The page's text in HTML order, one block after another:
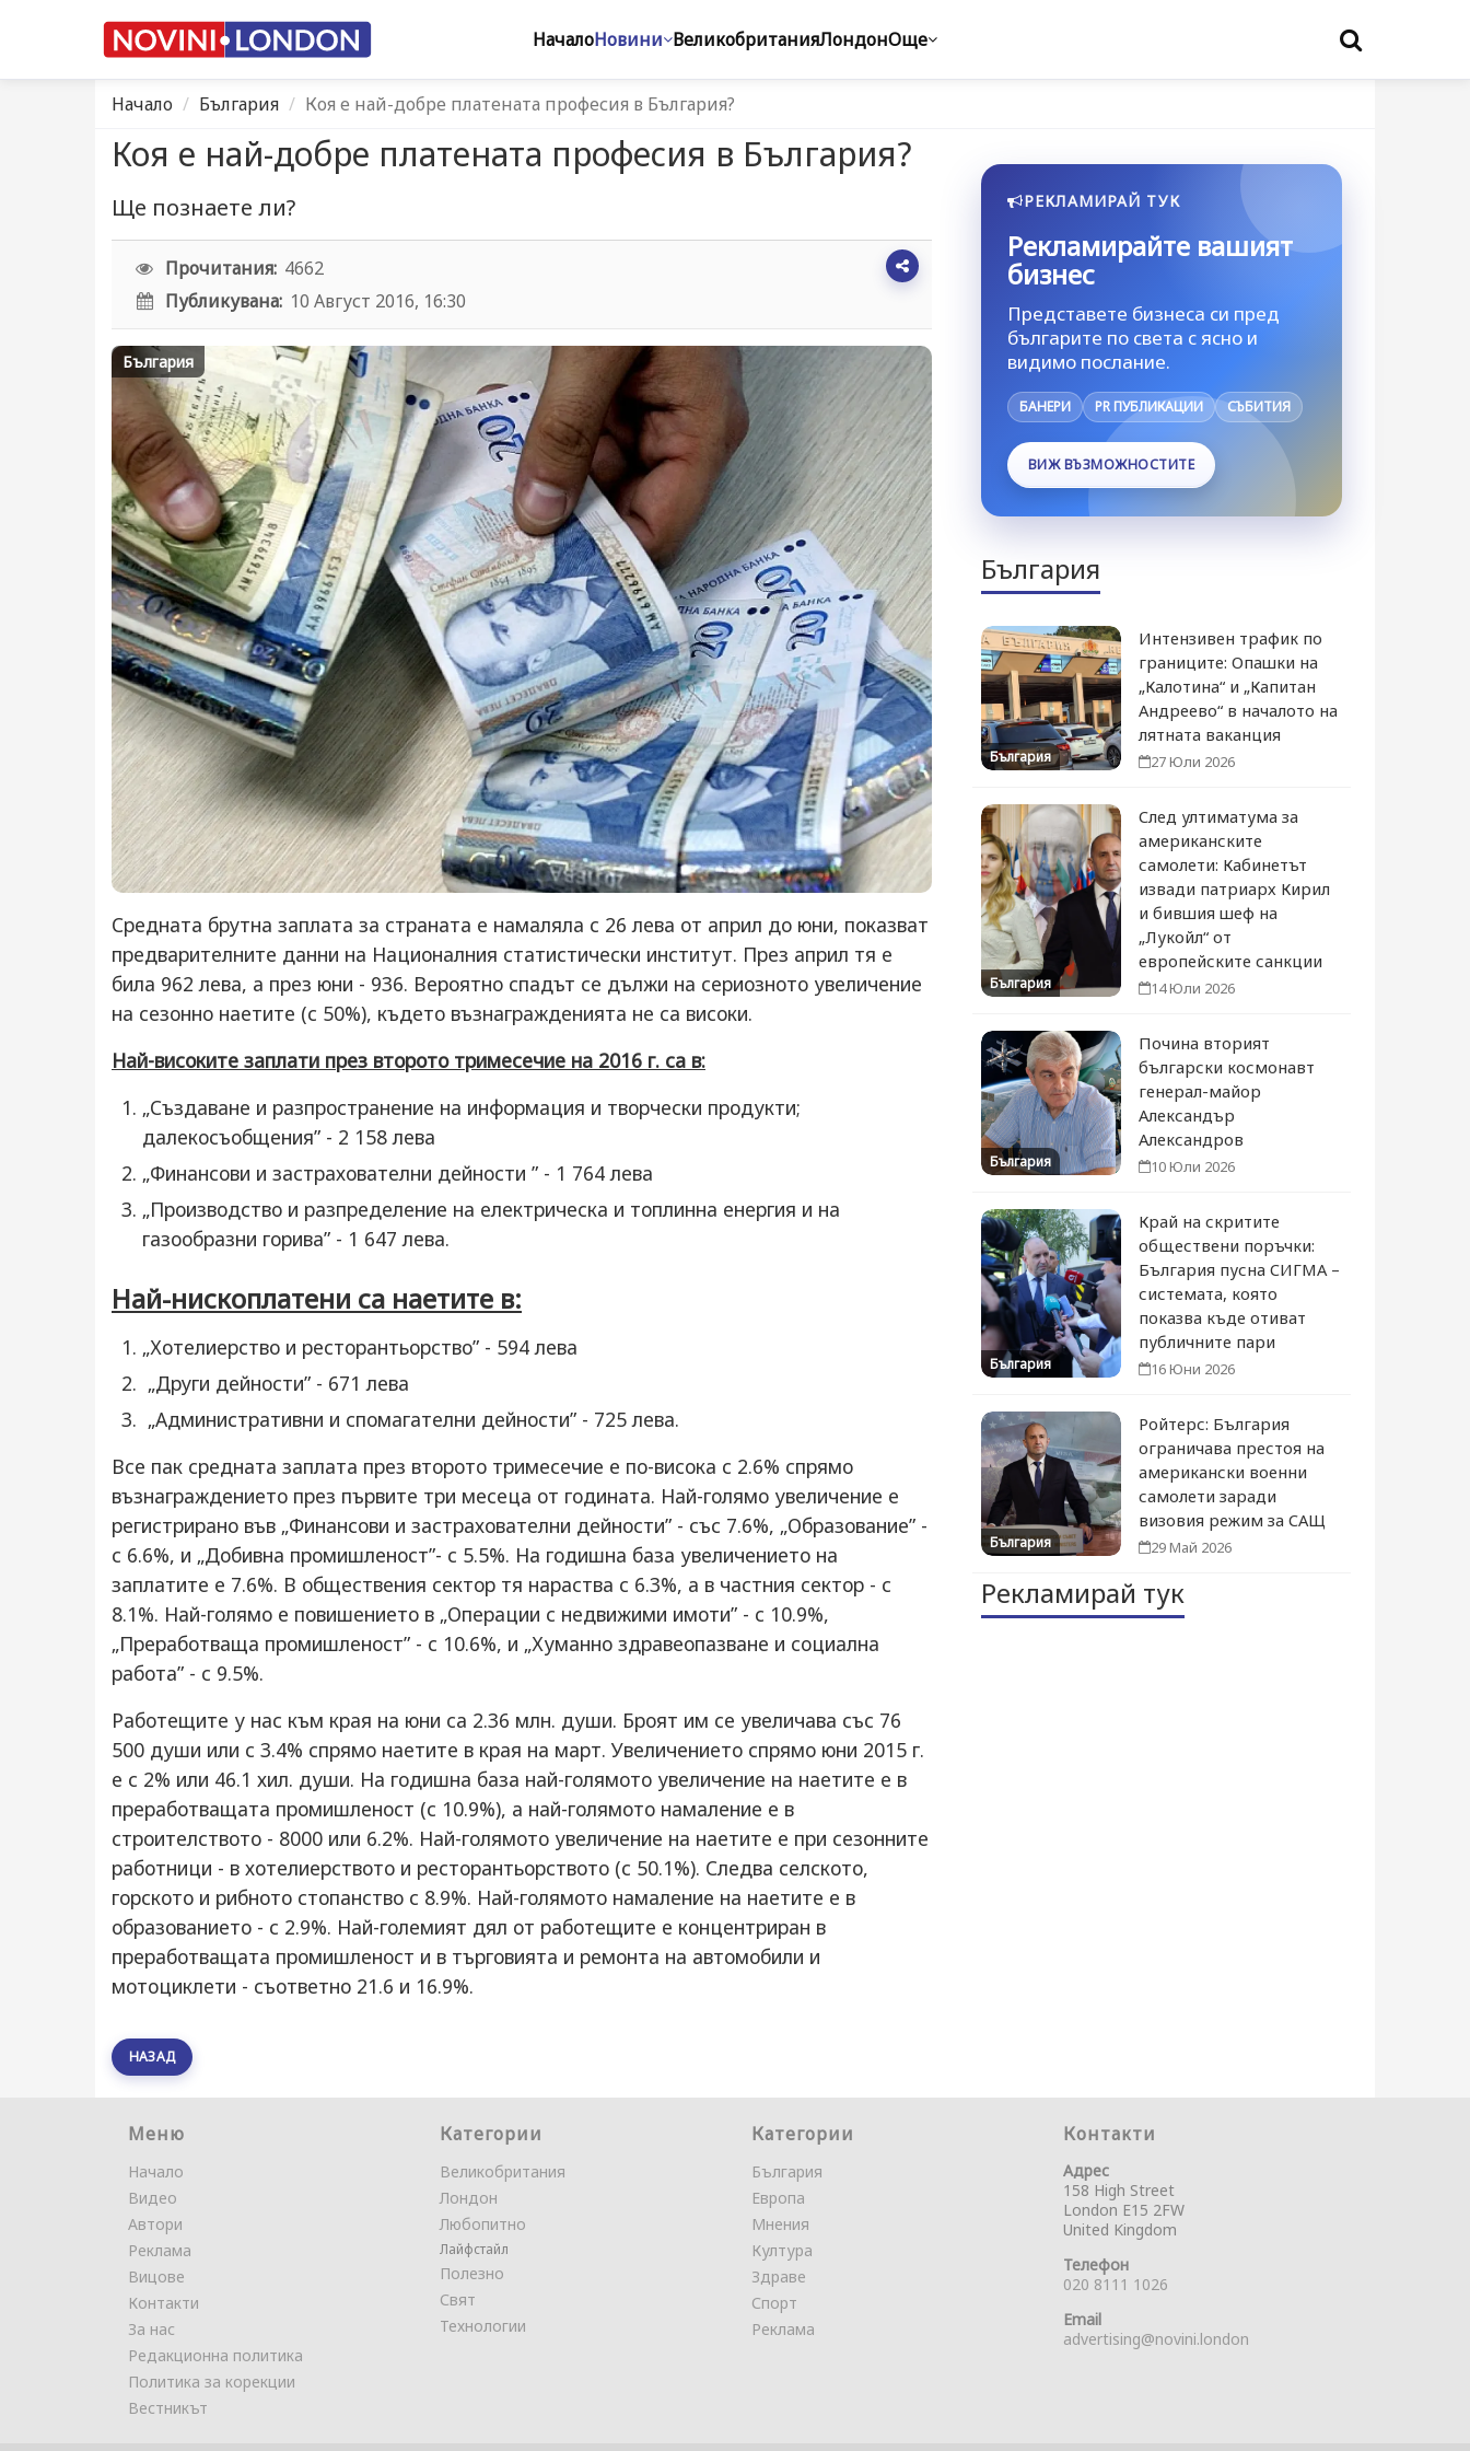
НачалоНовини ВеликобританияЛондонОще
Начало България Коя е най-добре платената професия в България?
Коя е най-добре платената професия в България?
Ще познаете ли?
Прочитания: 4662
Публикувана: 10 Август 2016, 16:30
България
Средната брутна заплата за страната е намаляла с 26 лева от април до юни, показват
предварителните данни на Националния статистически институт. През април тя е
била 962 лева, а през юни - 936. Вероятно спадът се дължи на сериозното увеличение
на сезонно наетите (с 50%), където възнагражденията не са високи.
Най-високите заплати през второто тримесечие на 2016 г. са в:
„Създаване и разпространение на информация и творчески продукти;
далекосъобщения” - 2 158 лева
„Финансови и застрахователни дейности ” - 1 764 лева
„Производство и разпределение на електрическа и топлинна енергия и на
газообразни горива” - 1 647 лева.
Най-нископлатени са наетите в:
„Хотелиерство и ресторантьорство” - 594 лева
„Други дейности” - 671 лева
„Административни и спомагателни дейности” - 725 лева.
Все пак средната заплата през второто тримесечие е по-висока с 2.6% спрямо
възнаграждението през първите три месеца от годината. Най-голямо увеличение е
регистрирано във „Финансови и застрахователни дейности” - със 7.6%, „Образование” -
с 6.6%, и „Добивна промишленост”- с 5.5%. На годишна база увеличението на
заплатите е 7.6%. В обществения сектор тя нараства с 6.3%, а в частния сектор - с
8.1%. Най-голямо е повишението в „Операции с недвижими имоти” - с 10.9%,
„Преработваща промишленост” - с 10.6%, и „Хуманно здравеопазване и социална
работа” - с 9.5%.
Работещите у нас към края на юни са 2.36 млн. души. Броят им се увеличава със 76
500 души или с 3.4% спрямо наетите в края на март. Увеличението спрямо юни 2015 г.
е с 2% или 46.1 хил. души. На годишна база най-голямото увеличение на наетите е в
преработващата промишленост (с 10.9%), а най-голямото намаление е в
строителството - 8000 или 6.2%. Най-голямото увеличение на наетите е при сезонните
работници - в хотелиерството и ресторантьорството (с 50.1%). Следва селското,
горското и рибното стопанство с 8.9%. Най-голямото намаление на наетите е в
образованието - с 2.9%. Най-големият дял от работещите е концентриран в
преработващата промишленост и в търговията и ремонта на автомобили и
мотоциклети - съответно 21.6 и 16.9%.
НАЗАД
РЕКЛАМИРАЙ ТУК
Рекламирайте вашият
бизнес
Представете бизнеса си пред
българите по света с ясно и
видимо послание.
БАНЕРИ PR ПУБЛИКАЦИИ СЪБИТИЯ
ВИЖ ВЪЗМОЖНОСТИТЕ
България
България
Интензивен трафик по
границите: Опашки на
„Калотина“ и „Капитан
Андреево“ в началото на
лятната ваканция
27 Юли 2026
България
След ултиматума за
американските
самолети: Кабинетът
извади патриарх Кирил
и бившия шеф на
„Лукойл“ от
европейските санкции
14 Юли 2026
България
Почина вторият
български космонавт
генерал-майор
Александър
Александров
10 Юли 2026
България
Край на скритите
обществени поръчки:
България пусна СИГМА –
системата, която
показва къде отиват
публичните пари
16 Юни 2026
България
Ройтерс: България
ограничава престоя на
американски военни
самолети заради
визовия режим за САЩ
29 Май 2026
Рекламирай тук
Меню
Начало
Видео
Автори
Реклама
Вицове
Контакти
За нас
Редакционна политика
Политика за корекции
Вестникът
Категории
Великобритания
Лондон
Любопитно
Лайфстайл
Полезно
Свят
Технологии
Категории
България
Европа
Мнения
Култура
Здраве
Спорт
Реклама
Контакти
Адрес
158 High Street
London E15 2FW
United Kingdom
Телефон
020 8111 1026
Email
advertising@novini.london